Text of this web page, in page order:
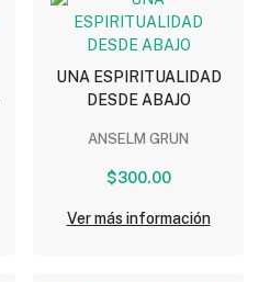
UNA ESPIRITUALIDAD
DESDE ABAJO
ANSELM GRUN
$300.00
Ver más información